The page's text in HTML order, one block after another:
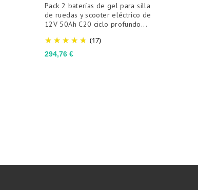
(17)
Precio
294,76 €
Pack 2 baterías de gel para silla
de ruedas y scooter eléctrico de
12V 50Ah C20 ciclo profundo...